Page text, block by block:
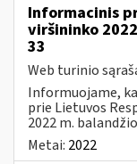
Informacinis
viršininko
33
Web turinio
Informuojame,
prie Lietuvos
2022 m.
Metai: 2022